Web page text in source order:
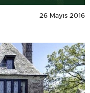
26 Mayıs 2016